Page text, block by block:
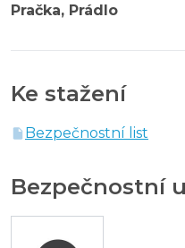
Pračka, Prádlo
Ke stažení
Bezpečnostní list
Bezpečnostní